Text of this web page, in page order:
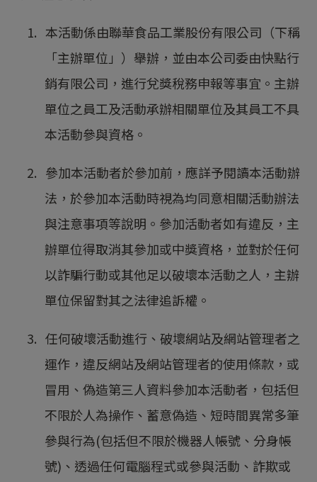
1. 本活動係由聯華食品工業股份有限公司（下稱
「主辦單位」）舉辦，並由本公司委由快點行
銷有限公司，進行兌獎稅務申報等事宜。主辦
單位之員工及活動承辦相關單位及其員工不具
本活動參與資格。
2. 參加本活動者於參加前，應詳予閱讀本活動辦
法，於參加本活動時視為均同意相關活動辦法
與注意事項等說明。參加活動者如有違反，主
辦單位得取消其參加或中獎資格，並對於任何
以詐騙行動或其他足以破壞本活動之人，主辦
單位保留對其之法律追訴權。
3. 任何破壞活動進行、破壞網站及網站管理者之
運作，違反網站及網站管理者的使用條款，或
冒用、偽造第三人資料參加本活動者，包括但
不限於人為操作、蓄意偽造、短時間異常多筆
參與行為(包括但不限於機器人帳號、分身帳
號)、透過任何電腦程式或參與活動、詐欺或